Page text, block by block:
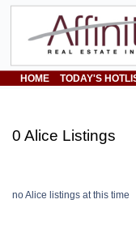
HOME TODAY'S
0 Alice Listings
no Alice listings at this time